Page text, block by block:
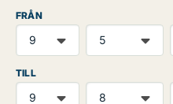
FRÅN
TILL